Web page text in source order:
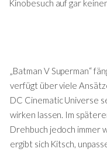
Kinobesuch auf gar
„Batman V Superman“
verfügt über viele
DC Cinematic Universe
wirken lassen. Im
Drehbuch jedoch immer
ergibt sich Kitsch,